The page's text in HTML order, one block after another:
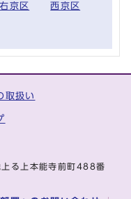
右京区 西京区
取扱い
る上本能寺前町488番